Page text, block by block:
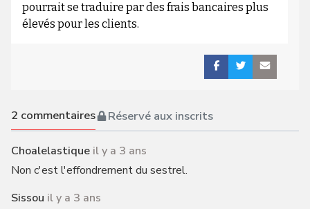
pourrait se traduire par des frais bancaires plus
élevés pour les clients.
2 commentaires Réservé aux inscrits
Choalelastique il y a 3 ans
Non c'est l'effondrement du sestrel.
Sissou il y a 3 ans